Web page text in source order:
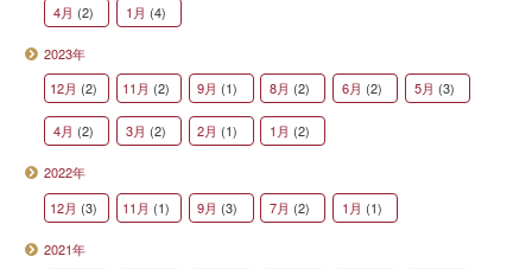
4月 (2) 1月 (4)
2023年
12月 (2) 11月 (2) 9月 (1) 8月 (2) 6月 (2) 5月 (3)
4月 (2) 3月 (2) 2月 (1) 1月 (2)
2022年
12月 (3) 11月 (1) 9月 (3) 7月 (2) 1月 (1)
2021年